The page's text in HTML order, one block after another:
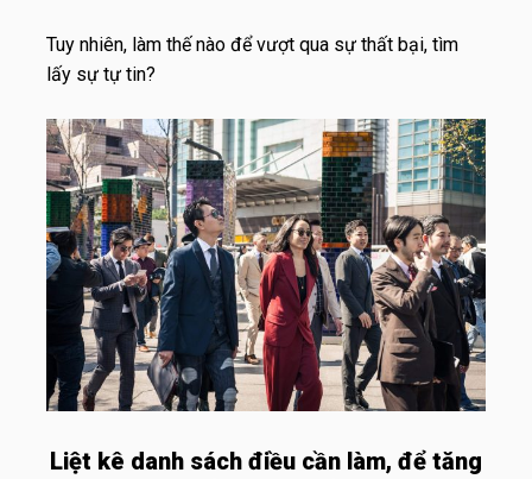
Tuy nhiên, làm thế nào để vượt qua sự thất bại, tìm
lấy sự tự tin?
Liệt kê danh sách điều cần làm, để tăng